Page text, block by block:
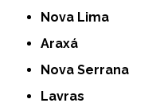
Nova Lima
Araxá
Nova Serrana
Lavras